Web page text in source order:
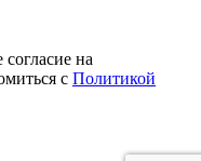
на
с Политикой